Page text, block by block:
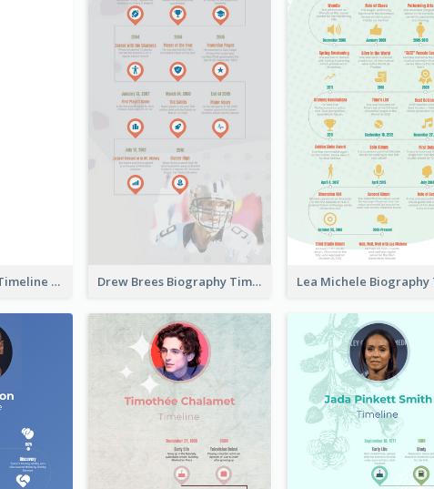
Blank Biography Timeline Drew Brees Biography Timeline